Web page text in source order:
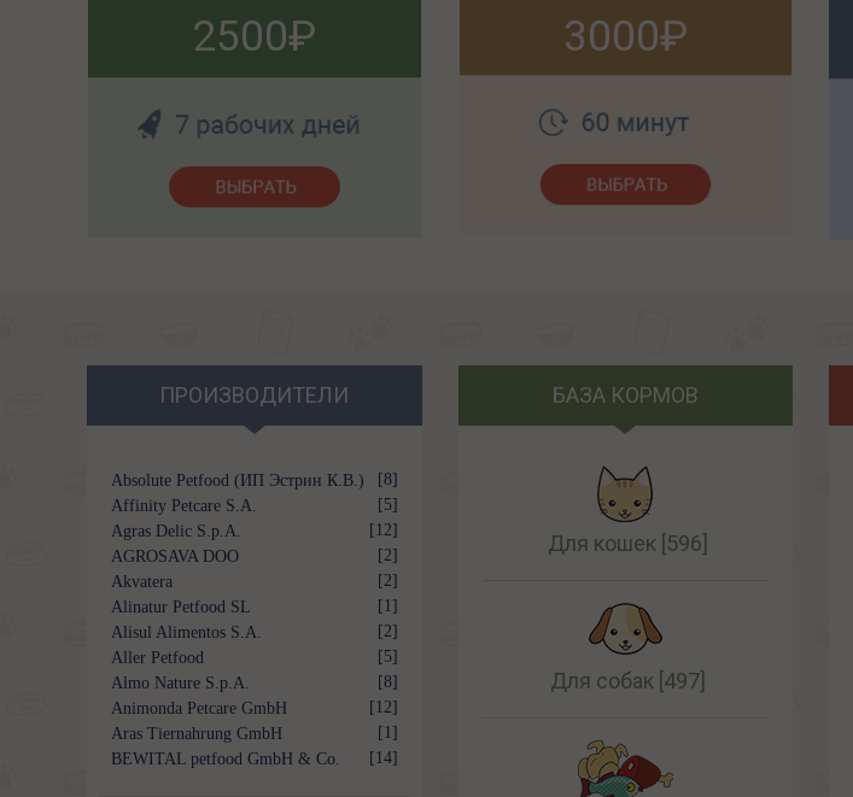
2500 3000
ПРОИЗВОДИТЕЛИ
Absolute Petfood (ИП Эстрин К.В.)
[8]
Affinity Petcare S.A.
[5]
Agras Delic S.p.A.
[12]
AGROSAVA DOO
[2]
Akvatera
[2]
Alinatur Petfood SL
[1]
Alisul Alimentos S.A.
[2]
Aller Petfood
[5]
Almo Nature S.p.A.
[8]
Animonda Petcare GmbH
[12]
Aras Tiernahrung GmbH
[1]
BEWITAL petfood GmbH & Co.
[14]
БАЗА КОРМОВ
Для кошек [596]
Для собак [497]